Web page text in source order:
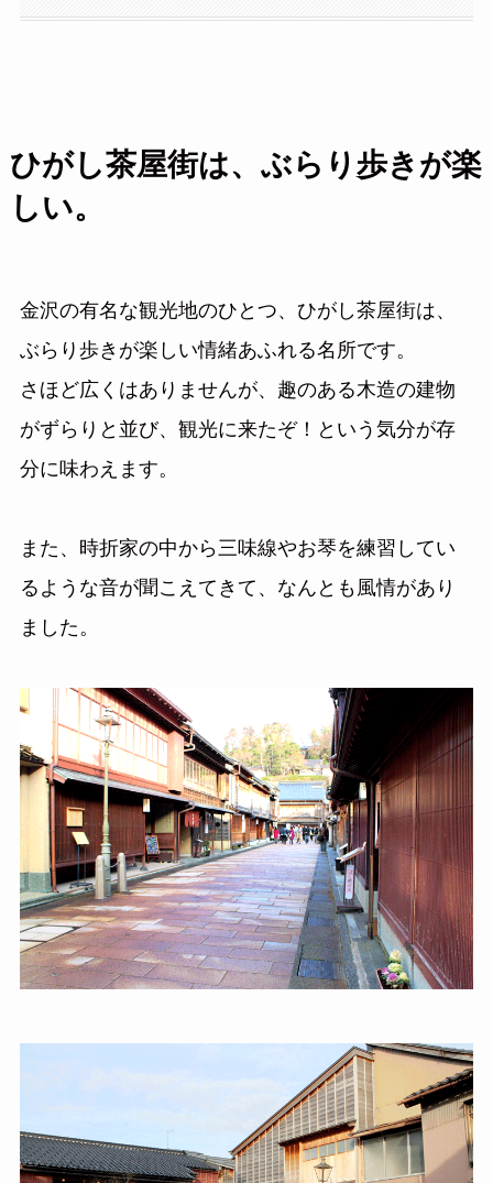
ひがし茶屋街は、ぶらり歩きが楽
しい。
金沢の有名な観光地のひとつ、ひがし茶屋街は、
ぶらり歩きが楽しい情緒あふれる名所です。
さほど広くはありませんが、趣のある木造の建物
がずらりと並び、観光に来たぞ！という気分が存
分に味わえます。
また、時折家の中から三味線やお琴を練習してい
るような音が聞こえてきて、なんとも風情があり
ました。